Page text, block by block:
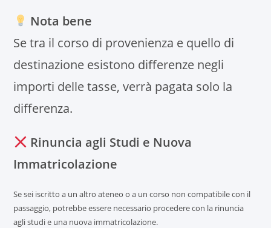
Nota bene
Se tra il corso di provenienza e quello di
destinazione esistono differenze negli
importi delle tasse, verrà pagata solo la
differenza.
Rinuncia agli Studi e Nuova
Immatricolazione
Se sei iscritto a un altro ateneo o a un corso non compatibile con il
passaggio, potrebbe essere necessario procedere con la rinuncia
agli studi e una nuova immatricolazione.